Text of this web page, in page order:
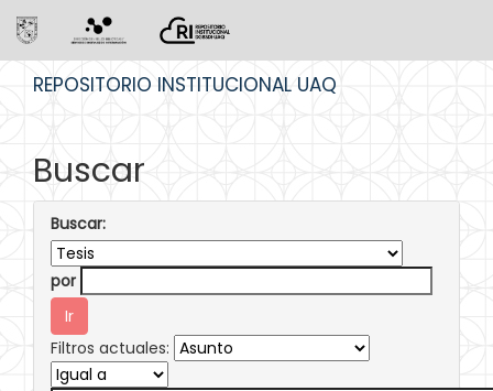
REPOSITORIO INSTITUCIONAL UAQ
Buscar
Buscar:
por
Filtros actuales: